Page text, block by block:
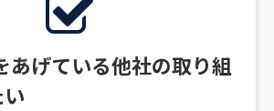
あげている他社の取り組